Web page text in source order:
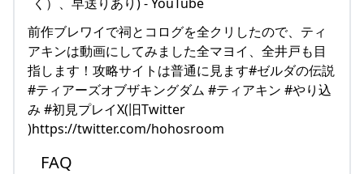
前作ブレワイで祠とコログを全クリしたので、ティ
アキンは動画にしてみました全マヨイ、全井戸も目
指します！攻略サイトは普通に見ます#ゼルダの伝説
#ティアーズオブザキングダム #ティアキン #やり込
み #初見プレイX(旧Twitter
)https://twitter.com/hohosroom
FAQ